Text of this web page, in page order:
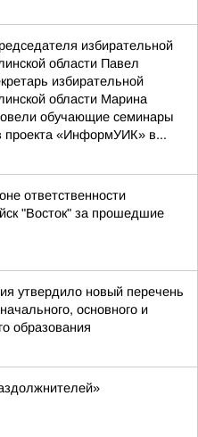
избирательной
области Павел
избирательной
области Марина
обучающие семинары
проекта «ИнформУИК» в...
ответственности
"Восток" за прошедшие
утвердило новый перечень
основного и
образования